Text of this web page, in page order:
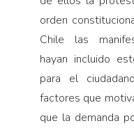
orden
Chile las
hayan incluido
para el
factores que
que la demanda